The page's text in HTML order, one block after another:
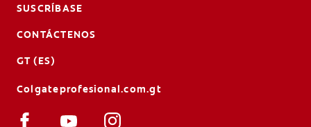
SUSCRÍBASE
CONTÁCTENOS
GT (ES)
Colgateprofesional.com.gt